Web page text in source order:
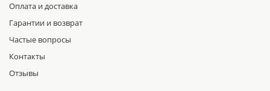
Оплата и доставка
Гарантии и возврат
Частые вопросы
Контакты
Отзывы